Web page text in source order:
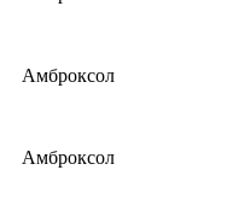
Амброксол
Амброксол